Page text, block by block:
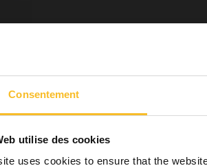
Consentement
utilise des cookies
uses cookies to ensure that the